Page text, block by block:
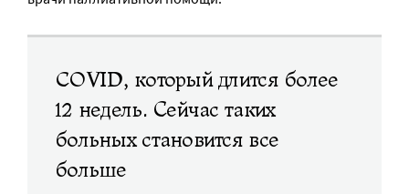
COVID, который длится более
12 недель. Сейчас таких
больных становится все
больше